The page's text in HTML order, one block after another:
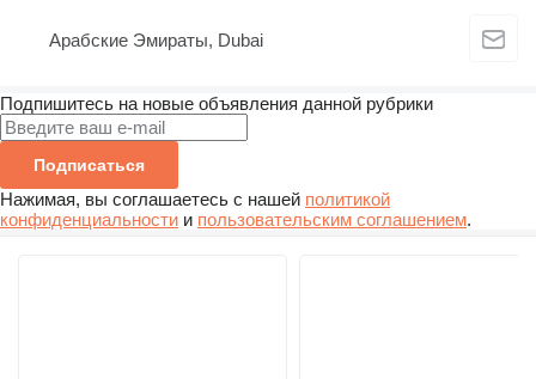
Арабские Эмираты, Dubai
Подпишитесь на новые объявления данной рубрики
Подписаться
Нажимая, вы соглашаетесь с нашей политикой
конфиденциальности и пользовательским соглашением.